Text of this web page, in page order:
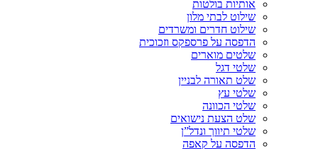
אותיות בולטות
שילוט לבתי מלון
שילוט חדרים ומשרדים
הדפסה על פרספקס וזכוכית
שלטים מוארים
שלטי דגל
שלט תאורה לבניין
שלטי עץ
שלטי הכוונה
שלט הצעת נישואים
שלטי תיווך ונדל”ן
הדפסה על קאפה